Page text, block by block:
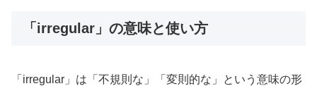
「irregular」の意味と使い方
「irregular」は「不規則な」「変則的な」という意味の形